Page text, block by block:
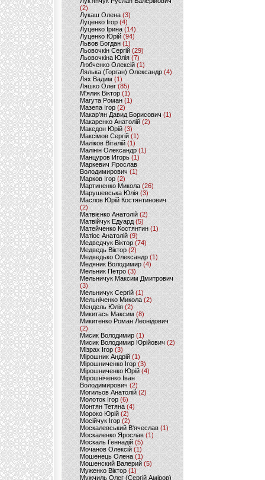
(2)
Лукаш Олена (3)
Луценко Ігор (4)
Луценко Ірина (14)
Луценко Юрій (94)
Львов Богдан (1)
Льовочкін Сергій (29)
Льовочкіна Юлія(7)
Любченко Олексій(1)
Лялька (Горган) Олександр(4)
Лях Вадим (1)
Ляшко Олег (85)
М'ялик Віктор(1)
Магута Роман(1)
Мазепа Ігор (2)
Макар'ян Давид Борисович(1)
Макаренко Анатолій (2)
Македон Юрій(3)
Максімов Сергій (1)
Маліков Віталій (1)
Малінін Олександр (1)
Манцуров Игорь (1)
Маркевич Ярослав
Володимирович (1)
Марков Ігор (2)
Мартиненко Микола (26)
Марушевська Юлія (3)
Маслов Юрій Костянтинович
(2)
Матвієнко Анатолій (2)
Матвійчук Едуард(5)
Матейченко Костянтин (1)
Матіос Анатолій (9)
Медведчук Віктор(74)
Медведь Віктор (2)
Медведько Олександр (1)
Медяник Володимир(4)
Мельник Петро (3)
Мельничук Максим Дмитрович
(3)
Мельничук Сергій (1)
Мельніченко Микола (2)
Мендель Юлія (2)
Микитась Максим (8)
Микитенко Роман Леонідович
(2)
Мисик Володимир (1)
Мисик Володимир Юрійович(2)
Мізрах Ігор(3)
Мірошник Андрій(1)
Мірошниченко Ігор (3)
Мірошниченко Юрій(4)
Мірошніченко Іван
Володимирович (2)
Могильов Анатолій (2)
Молоток Ігор (6)
Монтян Тетяна (4)
Мороко Юрій(2)
Мосійчук Ігор (2)
Москалевський В'ячеслав (1)
Москаленко Ярослав (1)
Москаль Геннадій (5)
Мочанов Олексій(1)
Мошенець Олена(1)
Мошенский Валерий (5)
Муженко Віктор (1)
Мужчиль Олег (Сергій Аміров)